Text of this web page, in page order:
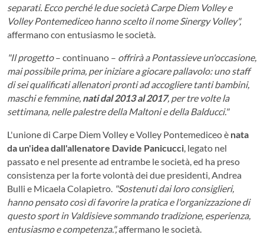
separati. Ecco perché le due società Carpe Diem Volley e
Volley Pontemediceo hanno scelto il nome Sinergy Volley",
affermano con entusiasmo le società.
"Il progetto– continuano – offrirà a Pontassieve un'occasione,
mai possibile prima, per iniziare a giocare pallavolo: uno staff
di sei qualificati allenatori pronti ad accogliere tanti bambini,
maschi e femmine, nati dal 2013 al 2017, per tre volte la
settimana, nelle palestre della Maltoni e della Balducci."
L'unione di Carpe Diem Volley e Volley Pontemediceo è nata
da un'idea dall'allenatore Davide Panicucci, legato nel
passato e nel presente ad entrambe le società, ed ha preso
consistenza per la forte volontà dei due presidenti, Andrea
Bulli e Micaela Colapietro. "Sostenuti dai loro consiglieri,
hanno pensato così di favorire la pratica e l'organizzazione di
questo sport in Valdisieve sommando tradizione, esperienza,
entusiasmo e competenza.",affermano le società.